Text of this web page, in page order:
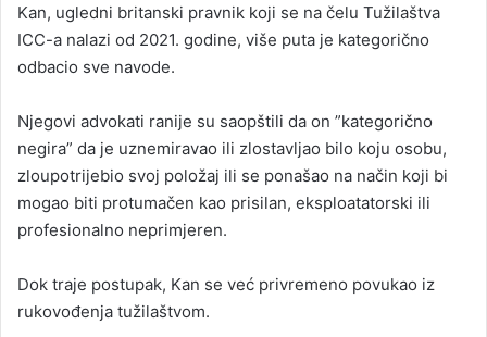
Kan, ugledni britanski pravnik koji se na čelu Tužilaštva
ICC-a nalazi od 2021. godine, više puta je kategorično
odbacio sve navode.
Njegovi advokati ranije su saopštili da on ”kategorično
negira” da je uznemiravao ili zlostavljao bilo koju osobu,
zloupotrijebio svoj položaj ili se ponašao na način koji bi
mogao biti protumačen kao prisilan, eksploatatorski ili
profesionalno neprimjeren.
Dok traje postupak, Kan se već privremeno povukao iz
rukovođenja tužilaštvom.